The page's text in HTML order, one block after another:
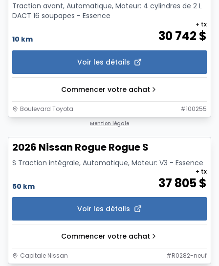
Traction avant, Automatique, Moteur: 4 cylindres de 2 L
DACT 16 soupapes - Essence
10 km 30 742 $
+ tx
Voir les détails
Commencer votre achat
Boulevard Toyota #100255
Mention légale
2026 Nissan Rogue Rogue S
S Traction intégrale, Automatique, Moteur: V3 - Essence
50 km 37 805$
+ tx
Voir les détails
Commencer votre achat
Capitale Nissan #R0282-neuf